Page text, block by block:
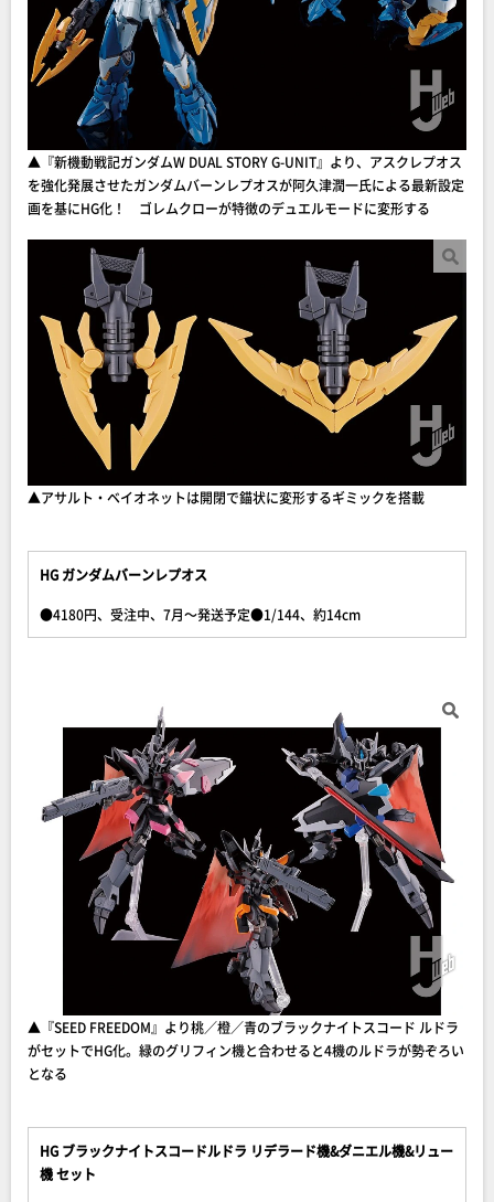
▲『新機動戦記ガンダムW DUAL STORY G-UNIT』より、アスクレプオス
を強化発展させたガンダムバーンレプオスが阿久津潤一氏による最新設定
画を基にHG化！ ゴレムクローが特徴のデュエルモードに変形する
▲アサルト・ベイオネットは開閉で錨状に変形するギミックを搭載
HG ガンダムバーンレプオス
●4180円、受注中、7月～発送予定●1/144、約14cm
▲『SEED FREEDOM』より桃／橙／青のブラックナイトスコード ルドラ
がセットでHG化。緑のグリフィン機と合わせると4機のルドラが勢ぞろい
となる
HG ブラックナイトスコードルドラ リデラード機&ダニエル機&リュー
機 セット